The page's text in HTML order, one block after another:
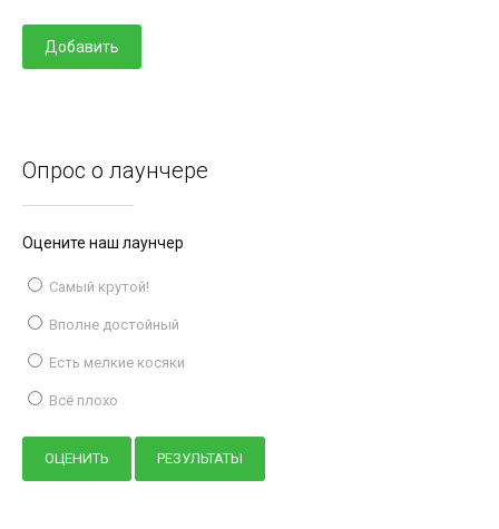
Опрос о лаунчере
Оцените наш лаунчер
Самый крутой!
Вполне достойный
Есть мелкие косяки
Всё плохо